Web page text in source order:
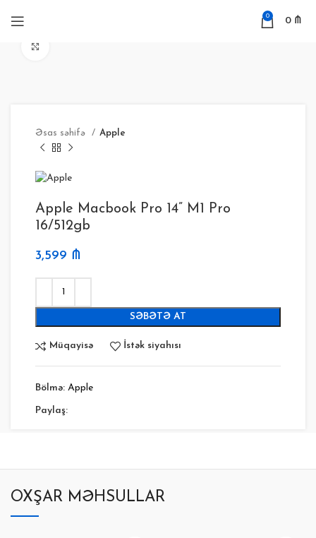
0 0 ₼
Əsas səhifə Apple
Apple Macbook Pro 14” M1 Pro
16/512gb
3,599 ₼
SƏBƏTƏ AT
Müqayisə İstək siyahısı
Bölmə: Apple
Paylaş:
OXŞAR MƏHSULLAR